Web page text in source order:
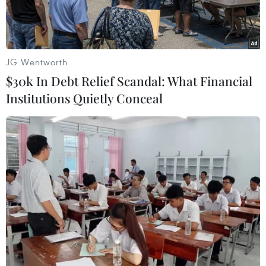
Tổng thống Mỹ Donald Trump. (Ảnh: THX/TTXVN)
Theo phóng viên TTXVN tại Washington, ngày
2/6, Chính quyền Tổng thống Mỹ Donald Trump
tiếp tục yêu cầu Tòa án Tối cao nước này cho
phép tiến hành các kế hoạch cắt giảm nhân sự
liên bang trong bối cảnh các vụ kiện do các
JG Wentworth
$30k In Debt Relief Scandal: What Financial
Institutions Quietly Conceal